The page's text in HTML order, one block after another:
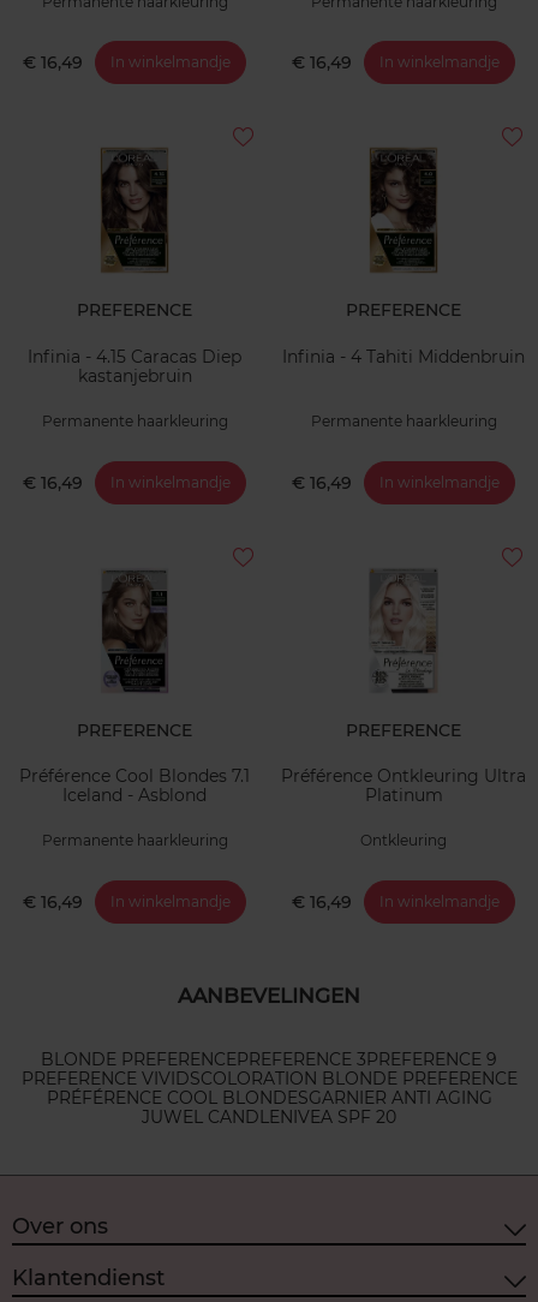
€ 16,49 In winkelmandje € 16,49 In winkelmandje
PREFERENCE
Infinia - 4.15 Caracas Diep
kastanjebruin
Permanente haarkleuring
€ 16,49 In winkelmandje
PREFERENCE
Infinia - 4 Tahiti Middenbruin
Permanente haarkleuring
€ 16,49 In winkelmandje
PREFERENCE
Préférence Cool Blondes 7.1
Iceland - Asblond
Permanente haarkleuring
€ 16,49 In winkelmandje
PREFERENCE
Préférence Ontkleuring Ultra
Platinum
Ontkleuring
€ 16,49 In winkelmandje
AANBEVELINGEN
BLONDE PREFERENCEPREFERENCE 3PREFERENCE 9
PREFERENCE VIVIDSCOLORATION BLONDE PREFERENCE
PRÉFÉRENCE COOL BLONDESGARNIER ANTI AGING
JUWEL CANDLENIVEA SPF 20
Over ons
Klantendienst